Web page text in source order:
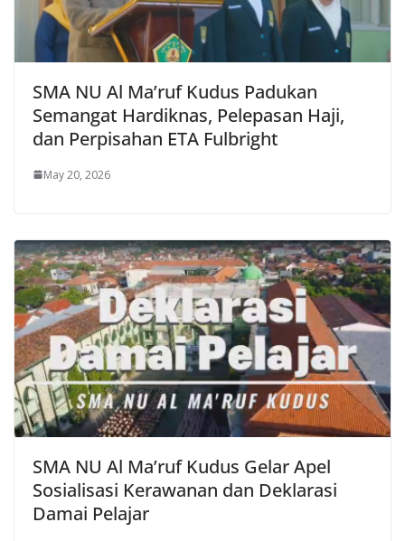
SMA NU Al Ma’ruf Kudus Padukan
Semangat Hardiknas, Pelepasan Haji,
dan Perpisahan ETA Fulbright
May 20, 2026
SMA NU Al Ma’ruf Kudus Gelar Apel
Sosialisasi Kerawanan dan Deklarasi
Damai Pelajar